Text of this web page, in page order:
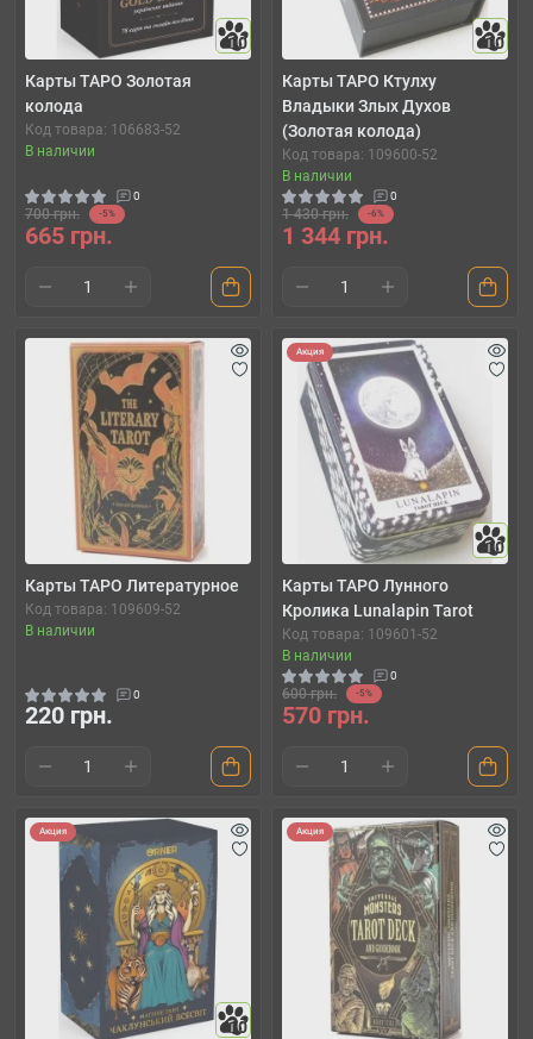
10
Карты ТАРО Золотая
колода
Код товара: 106683-52
В наличии
0
700 грн. -5%
665 грн.
10
Карты ТАРО Ктулху
Владыки Злых Духов
(Золотая колода)
Код товара: 109600-52
В наличии
0
1 430 грн. -6%
1 344 грн.
Карты ТАРО Литературное
Код товара: 109609-52
В наличии
0
220 грн.
Акция
10
Карты ТАРО Лунного
Кролика Lunalapin Tarot
Код товара: 109601-52
В наличии
0
600 грн. -5%
570 грн.
Акция
10
Акция